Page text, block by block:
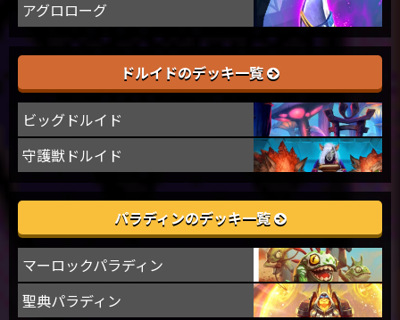
アグロローグ
ドルイドのデッキ一覧
ビッグドルイド
守護獣ドルイド
パラディンのデッキ一覧
マーロックパラディン
聖典パラディン